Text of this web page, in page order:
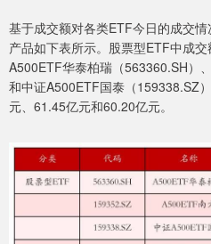
基于成交额对各类ETF今日的成交
产品如下表所示。股票型ETF中成
A500ETF华泰柏瑞（563360.SH）
和中证A500ETF国泰（159338.SZ
元、61.45亿元和60.20亿元。